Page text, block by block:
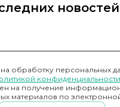
обработку персональных
конфиденциальности
на получение
материалов по